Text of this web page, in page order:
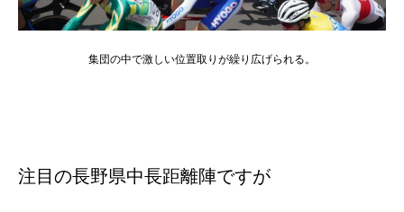
集団の中で激しい位置取りが繰り広げられる。
注目の長野県中長距離陣ですが